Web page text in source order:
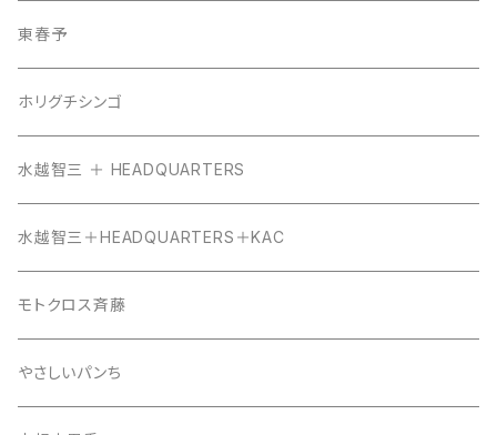
東春予
ホリグチシンゴ
水越智三 ＋ HEADQUARTERS
水越智三＋HEADQUARTERS＋KAC
モトクロス斉藤
やさしいパンち